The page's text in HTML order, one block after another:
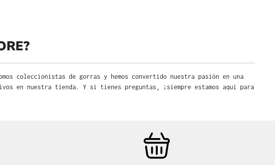
coleccionistas de gorras y hemos convertido nuestra pasión en una
en nuestra tienda. Y si tienes preguntas, ¡siempre estamos aquí para